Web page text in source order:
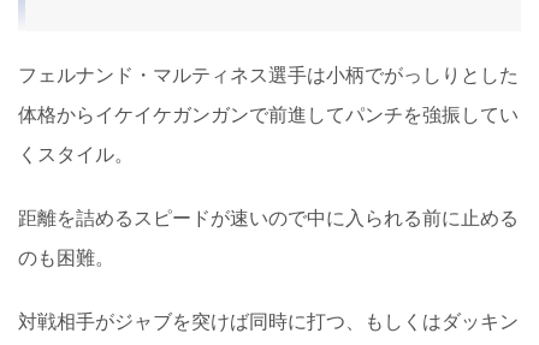
フェルナンド・マルティネス選手は小柄でがっしりとした
体格からイケイケガンガンで前進してパンチを強振してい
くスタイル。
距離を詰めるスピードが速いので中に入られる前に止める
のも困難。
対戦相手がジャブを突けば同時に打つ、もしくはダッキン